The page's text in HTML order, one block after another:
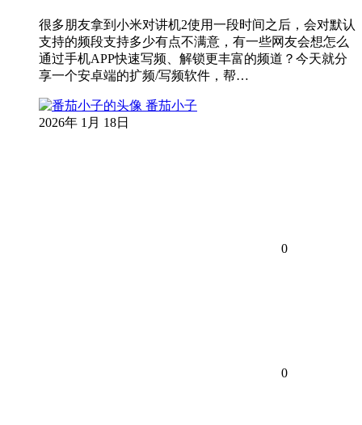
很多朋友拿到小米对讲机2使用一段时间之后，会对默认
支持的频段支持多少有点不满意，有一些网友会想怎么
通过手机APP快速写频、解锁更丰富的频道？今天就分
享一个安卓端的扩频/写频软件，帮…
番茄小子
2026年 1月 18日
0
0